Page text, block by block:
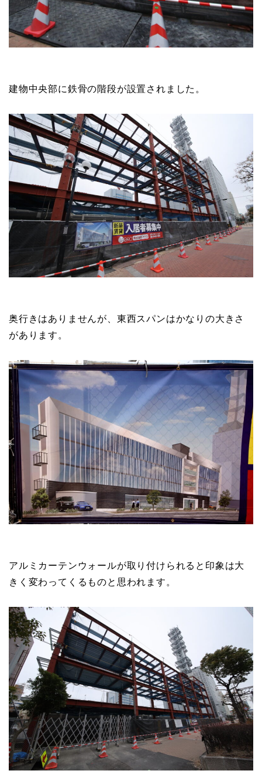
建物中央部に鉄骨の階段が設置されました。
奥行きはありませんが、東西スパンはかなりの大きさ
があります。
アルミカーテンウォールが取り付けられると印象は大
きく変わってくるものと思われます。